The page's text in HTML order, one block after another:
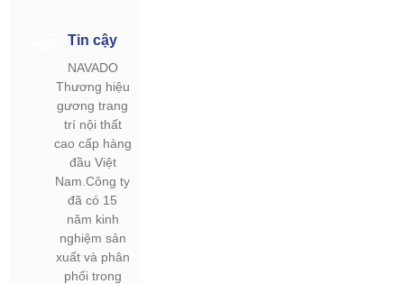
Tin cậy
NAVADO
Thương hiệu
gương trang
trí nội thất
cao cấp hàng
đầu Việt
Nam.Công ty
đã có 15
năm kinh
nghiệm sản
xuất và phân
phối trong